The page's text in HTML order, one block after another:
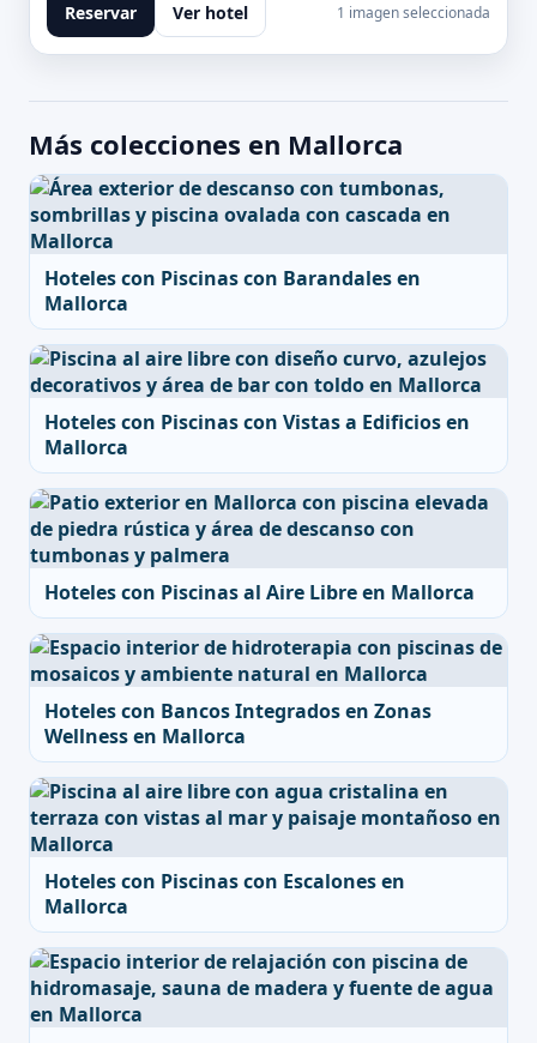
Reservar Ver hotel 1 imagen seleccionada
Más colecciones en Mallorca
Hoteles con Piscinas con Barandales en
Mallorca
Hoteles con Piscinas con Vistas a Edificios en
Mallorca
Hoteles con Piscinas al Aire Libre en Mallorca
Hoteles con Bancos Integrados en Zonas
Wellness en Mallorca
Hoteles con Piscinas con Escalones en
Mallorca